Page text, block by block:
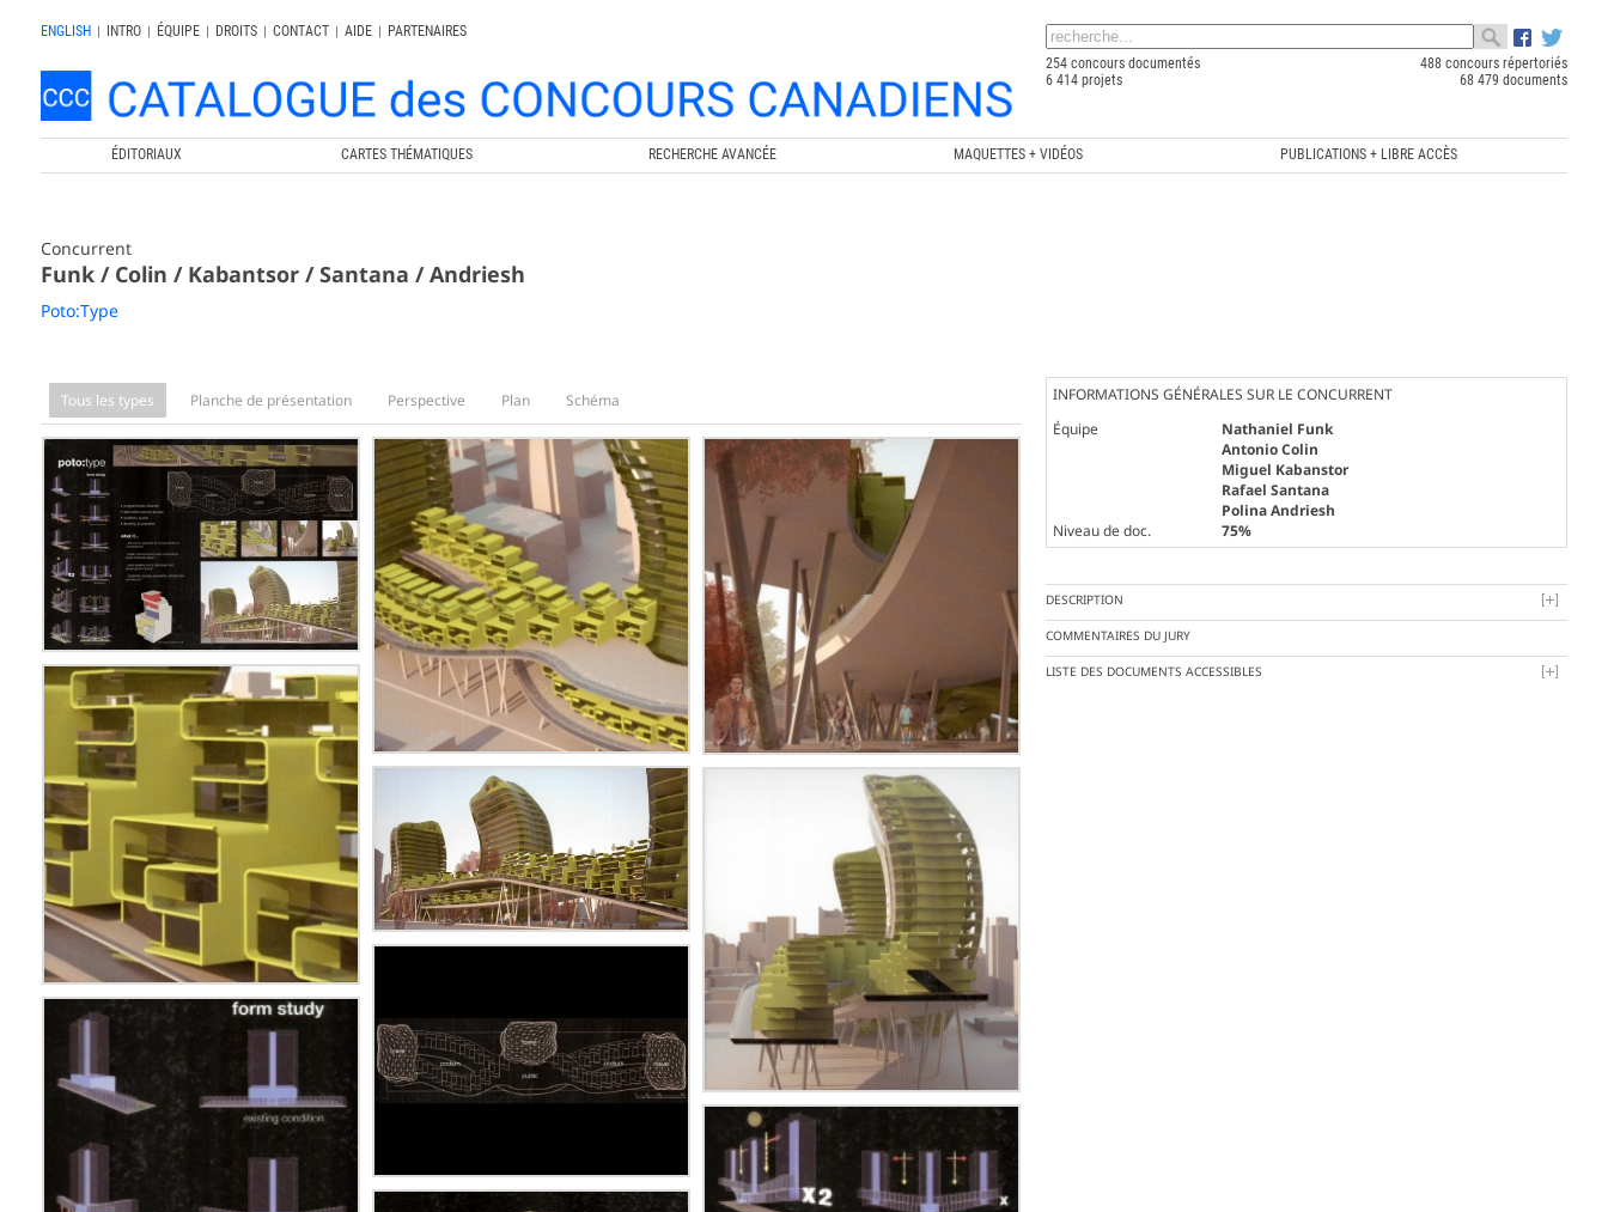
ENGLISH | INTRO | ÉQUIPE | DROITS | CONTACT | AIDE |
PARTENAIRES
254 concours documentés
488 concours répertoriés
6 414 projets
68 479 documents
ÉDITORIAUX CARTES THÉMATIQUES RECHERCHE AVANCÉE MAQUETTES + VIDÉOS PUBLICATIONS + LIBRE ACCÈS
Concurrent
Funk / Colin / Kabantsor / Santana / Andriesh
Poto:Type
Tous les types Planche de présentation Perspective Plan Schéma
INFORMATIONS GÉNÉRALES SUR LE CONCURRENT
Équipe
Nathaniel Funk
Antonio Colin
Miguel Kabanstor
Rafael Santana
Polina Andriesh
Niveau de doc.
75%
DESCRIPTION
COMMENTAIRES DU JURY
LISTE DES DOCUMENTS ACCESSIBLES